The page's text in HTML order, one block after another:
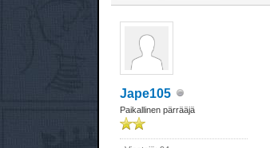
Jape105
Paikallinen pärrääjä